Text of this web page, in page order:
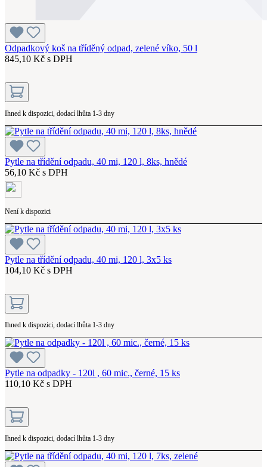
Odpadkový koš na tříděný odpad, zelené víko, 50 l
845,10 Kč s DPH
Ihned k dispozici, dodací lhůta 1-3 dny
Pytle na třídění odpadu, 40 mi, 120 l, 8ks, hnědé
56,10 Kč s DPH
Není k dispozici
Pytle na třídění odpadu, 40 mi, 120 l, 3x5 ks
104,10 Kč s DPH
Ihned k dispozici, dodací lhůta 1-3 dny
Pytle na odpadky - 120l , 60 mic., černé, 15 ks
110,10 Kč s DPH
Ihned k dispozici, dodací lhůta 1-3 dny